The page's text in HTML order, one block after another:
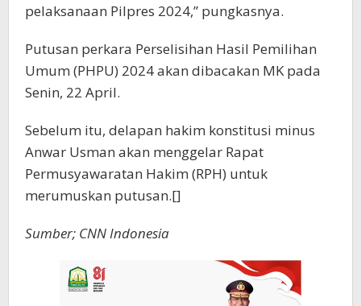
pelaksanaan Pilpres 2024,” pungkasnya.
Putusan perkara Perselisihan Hasil Pemilihan
Umum (PHPU) 2024 akan dibacakan MK pada
Senin, 22 April.
Sebelum itu, delapan hakim konstitusi minus
Anwar Usman akan menggelar Rapat
Permusyawaratan Hakim (RPH) untuk
merumuskan putusan.[]
Sumber; CNN Indonesia